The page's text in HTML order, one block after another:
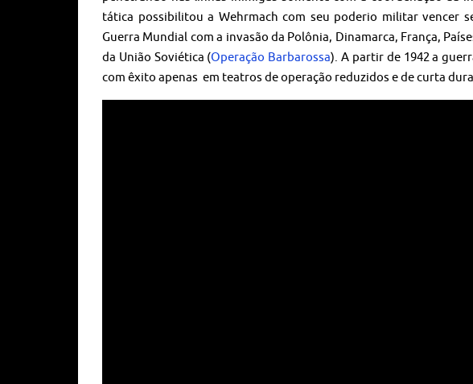
tática possibilitou a Wehrmach com seu poderio militar vencer
Guerra Mundial com a invasão da Polônia, Dinamarca, França,
da União Soviética (Operação Barbarossa). A partir de 1942 a
com êxito apenas em teatros de operação reduzidos e de curta